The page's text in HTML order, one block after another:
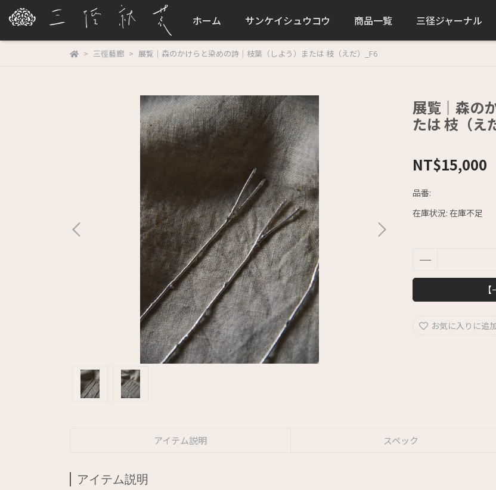
ホーム サンケイシュウコウ 商品一覧 三径ジャーナル
三徑藝廊 展覧｜森のかけらと染めの詩｜枝葉（しよう）または 枝（えだ）_F6
展覧｜森の
たは 枝（え
NT$15,000
品番:
在庫状況: 在庫不足
お気に入りに追
アイテム説明 スペック
アイテム説明